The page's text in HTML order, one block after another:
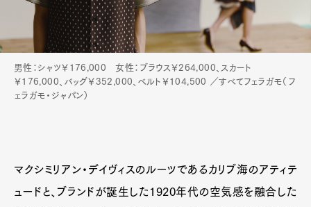
男性：シャツ￥176,000 女性：ブラウス￥264,000、スカート
￥176,000、バッグ￥352,000、ベルト￥104,500 ／すべてフェラガモ（フ
ェラガモ・ジャパン）
マクシミリアン・デイヴィスのルーツであるカリブ海のアティテ
ュードと、ブランドが誕生した1920年代の空気感を融合した